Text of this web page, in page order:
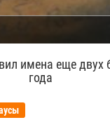
имена еще двух
года